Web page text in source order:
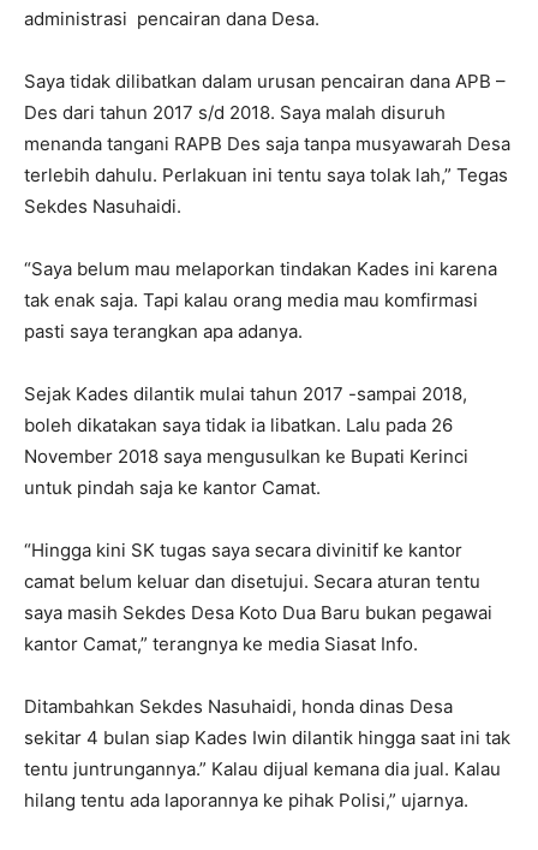
administrasi pencairan dana Desa.
Saya tidak dilibatkan dalam urusan pencairan dana APB –
Des dari tahun 2017 s/d 2018. Saya malah disuruh
menanda tangani RAPB Des saja tanpa musyawarah Desa
terlebih dahulu. Perlakuan ini tentu saya tolak lah,” Tegas
Sekdes Nasuhaidi.
“Saya belum mau melaporkan tindakan Kades ini karena
tak enak saja. Tapi kalau orang media mau komfirmasi
pasti saya terangkan apa adanya.
Sejak Kades dilantik mulai tahun 2017 -sampai 2018,
boleh dikatakan saya tidak ia libatkan. Lalu pada 26
November 2018 saya mengusulkan ke Bupati Kerinci
untuk pindah saja ke kantor Camat.
“Hingga kini SK tugas saya secara divinitif ke kantor
camat belum keluar dan disetujui. Secara aturan tentu
saya masih Sekdes Desa Koto Dua Baru bukan pegawai
kantor Camat,” terangnya ke media Siasat Info.
Ditambahkan Sekdes Nasuhaidi, honda dinas Desa
sekitar 4 bulan siap Kades Iwin dilantik hingga saat ini tak
tentu juntrungannya.” Kalau dijual kemana dia jual. Kalau
hilang tentu ada laporannya ke pihak Polisi,” ujarnya.